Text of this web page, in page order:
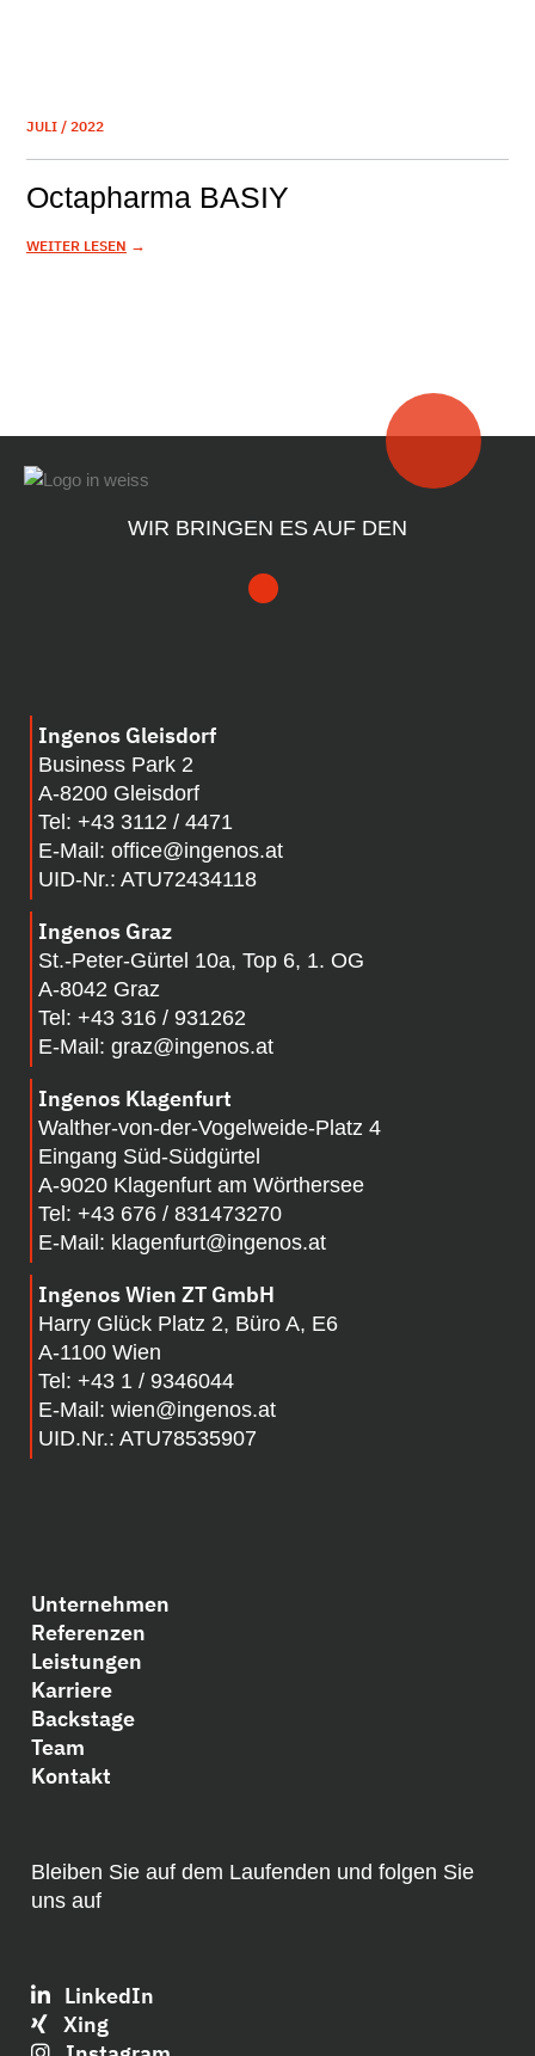
JULI / 2022
Octapharma BASIY
WEITER LESEN →
WIR BRINGEN ES AUF DEN
Ingenos Gleisdorf
Business Park 2
A-8200 Gleisdorf
Tel: +43 3112 / 4471
E-Mail: office@ingenos.at
UID-Nr.: ATU72434118
Ingenos Graz
St.-Peter-Gürtel 10a, Top 6, 1. OG
A-8042 Graz
Tel: +43 316 / 931262
E-Mail: graz@ingenos.at
Ingenos Klagenfurt
Walther-von-der-Vogelweide-Platz 4
Eingang Süd-Südgürtel
A-9020 Klagenfurt am Wörthersee
Tel: +43 676 / 831473270
E-Mail: klagenfurt@ingenos.at
Ingenos Wien ZT GmbH
Harry Glück Platz 2, Büro A, E6
A-1100 Wien
Tel: +43 1 / 9346044
E-Mail: wien@ingenos.at
UID.Nr.: ATU78535907
Unternehmen
Referenzen
Leistungen
Karriere
Backstage
Team
Kontakt
Bleiben Sie auf dem Laufenden und folgen Sie
uns auf
LinkedIn
Xing